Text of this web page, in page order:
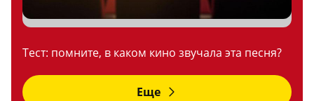
Тест: помните, в каком кино звучала эта песня?
Еще